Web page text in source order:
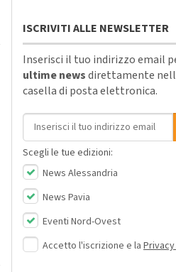
ISCRIVITI ALLE NEWSLETTER
Inserisci il tuo indirizzo email
ultime newsdirettamente
casella di posta elettronica.
Indirizzo email
Scegli le tue edizioni:
News Alessandria
News Pavia
Eventi Nord-Ovest
Accetto l'iscrizione e la